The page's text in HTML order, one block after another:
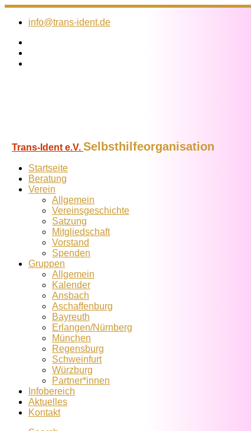
Zum
Inhalt
info@trans-ident.de
Trans-Ident e.V. Selbsthilfeorganisation
Startseite
Beratung
Verein
Allgemein
Vereins­geschichte
Satzung
Mitglied­schaft
Vorstand
Spenden
Gruppen
Allgemein
Kalender
Ansbach
Aschaffenburg
Bayreuth
Erlangen/Nürnberg
München
Regensburg
Schweinfurt
Würzburg
Partner*innen
Infobereich
Aktuelles
Kontakt